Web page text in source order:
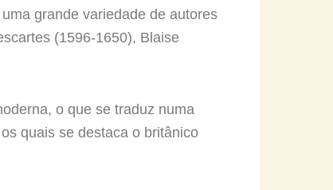
grande variedade de autores
(1596-1650), Blaise
o que se traduz numa
quais se destaca o britânico